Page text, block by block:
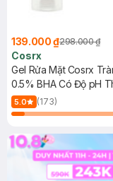
139.000 ₫298.000 ₫
Cosrx
Gel Rửa Mặt Cosrx
0.5% BHA Có Độ pH
150ml
5.0
(173)